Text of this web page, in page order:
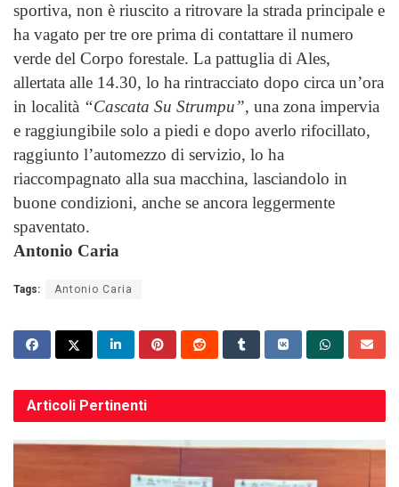
sportiva, non è riuscito a ritrovare la strada principale e
ha vagato per tre ore prima di contattare il numero
verde del Corpo forestale. La pattuglia di Ales,
allertata alle 14.30, lo ha rintracciato dopo circa un’ora
in località “Cascata Su Strumpu”, una zona impervia
e raggiungibile solo a piedi e dopo averlo rifocillato,
raggiunto l’automezzo di servizio, lo ha
riaccompagnato alla sua macchina, lasciandolo in
buone condizioni, anche se ancora leggermente
spaventato.
Antonio Caria
Tags: Antonio Caria
Articoli Pertinenti